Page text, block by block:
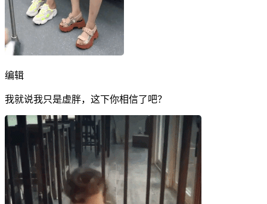
编辑
我就说我只是虚胖，这下你相信了吧？